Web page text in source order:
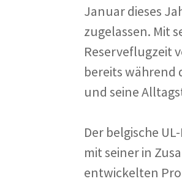
Januar dieses
zugelassen. Mit
Reserveflugzeit
bereits während
und seine
Der belgische
mit seiner in
entwickelten